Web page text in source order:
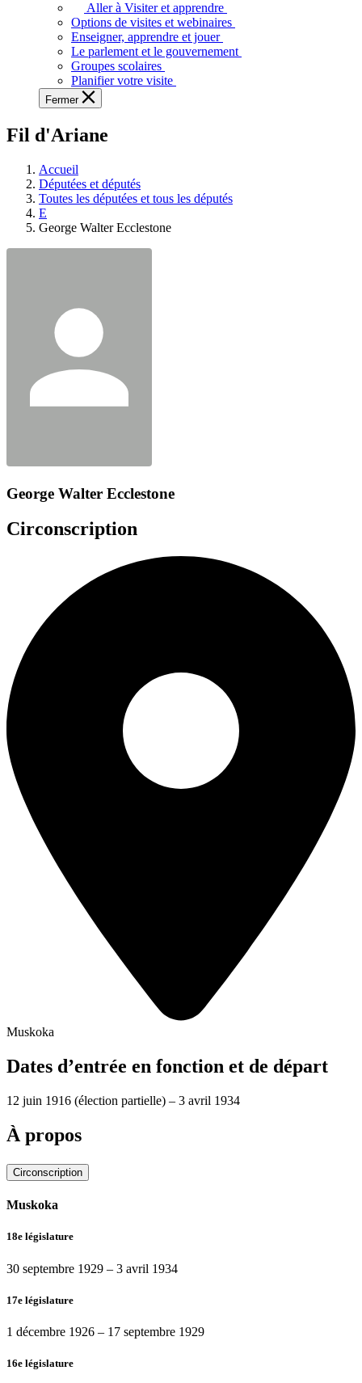
voir,
apprendre
et
à
à
législative.
Aller à Visiter et apprendre
Options de visites et webinaires
Enseigner, apprendre et jouer
Le parlement et le gouvernement
Groupes scolaires
Planifier votre visite
Fermer
Fil d'Ariane
Accueil
Députées et députés
Toutes les députées et tous les députés
E
George Walter Ecclestone
George Walter Ecclestone
Circonscription
Muskoka
Dates d’entrée en fonction et de départ
12 juin 1916 (élection partielle) – 3 avril 1934
À propos
Circonscription
Muskoka
18e législature
30 septembre 1929 – 3 avril 1934
17e législature
1 décembre 1926 – 17 septembre 1929
16e législature